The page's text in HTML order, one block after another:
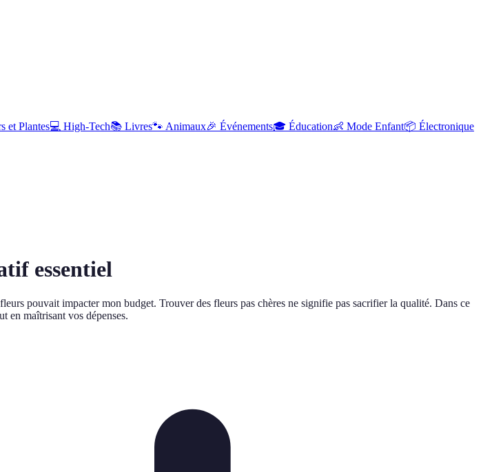
et Plantes💻 High-Tech📚 Livres🐾 Animaux🎉 Événements🎓 Éducation👶 Mode Enfant📦 Électronique
essentiel
pouvait impacter mon budget. Trouver des fleurs pas chères ne signifie pas sacrifier la qualité. Dans ce
en maîtrisant vos dépenses.